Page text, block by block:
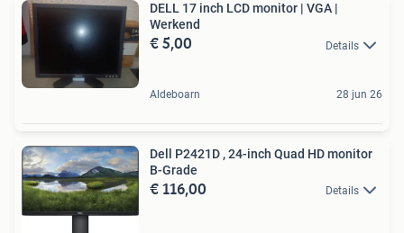
DELL 17 inch LCD monitor | VGA |
Werkend
€ 5,00 Details
Aldeboarn 28 jun 26
Dell P2421D , 24-inch Quad HD monitor
B-Grade
€ 116,00 Details